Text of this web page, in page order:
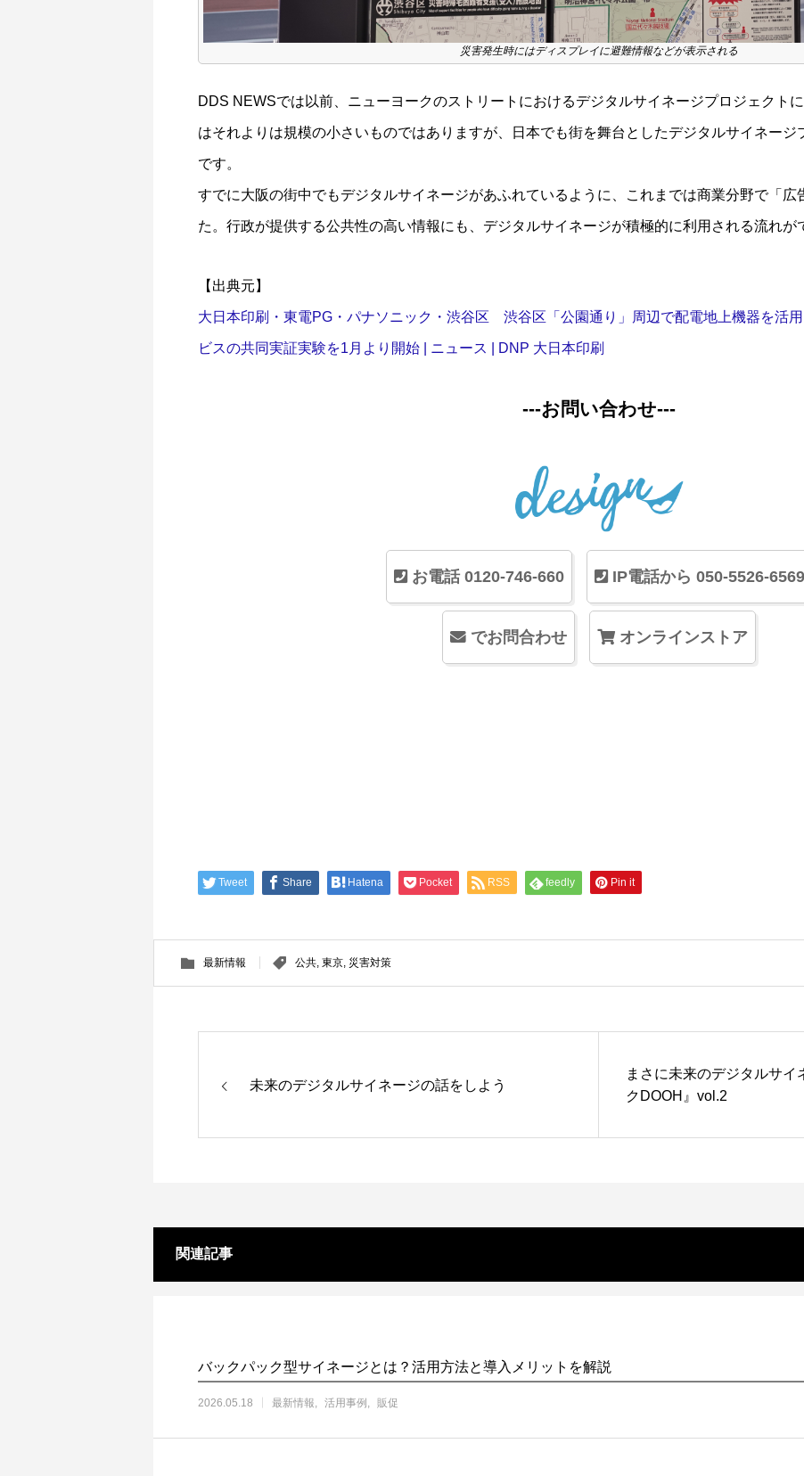
災害発生時にはディスプレイに避難情報などが表示される
DDS NEWSでは以前、 ニューヨークのストリートにおけるデジタルサイネージプロジェクト
はそれよりは規模の小さいものではありますが、日本でも街を舞台としたデジタルサイネージ
です。
すでに大阪の街中でもデジタルサイネージがあふれているように 、これまでは商業分野で「
た。行政が提供する公共性の高い情報にも、デジタルサイネージが積極的に利用される流れが
【出典元】
大日本印刷・東電PG・パナソニック・渋谷区 渋谷区「公園通り」周辺で配電地上機器を活
ビスの共同実証実験を1月より開始 | ニュース | DNP 大日本印刷
---お問い合わせ---
お電話 0120-746-660 IP電話から 050-5526-6569
でお問合わせ オンラインストア
Tweet Share Hatena Pocket RSS feedly Pin it
最新情報 公共, 東京, 災害対策
未来のデジタルサイネージの話をしよう
まさに未来のデジタルサイ
クDOOH』vol.2
関連記事
バックパック型サイネージとは？活用方法と導入メリットを解説
2026.05.18 最新情報 活用事例 販促